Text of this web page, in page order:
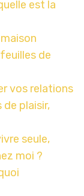
est la
de
vos relations
plaisir,
seule,
moi ?